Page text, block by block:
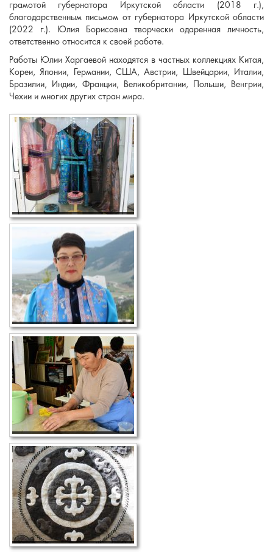
грамотой губернатора Иркутской области (2018 г.),
благодарственным письмом от губернатора Иркутской области
(2022 г.). Юлия Борисовна творчески одаренная личность,
ответственно относится к своей работе.
Работы Юлии Харгаевой находятся в частных коллекциях Китая,
Кореи, Японии, Германии, США, Австрии, Швейцарии, Италии,
Бразилии, Индии, Франции, Великобритании, Польши, Венгрии,
Чехии и многих других стран мира.